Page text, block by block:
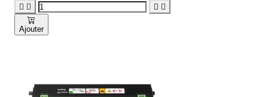
   
Ajouter